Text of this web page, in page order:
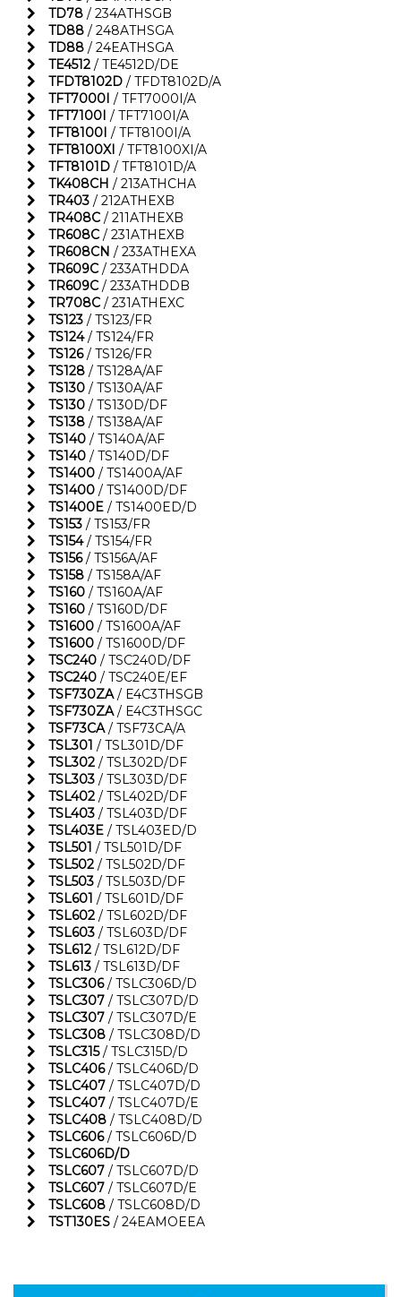
TD78 / 234ATHSGB
TD88 / 248ATHSGA
TD88 / 24EATHSGA
TE4512 / TE4512D/DE
TFDT8102D / TFDT8102D/A
TFT7000I / TFT7000I/A
TFT7100I / TFT7100I/A
TFT8100I / TFT8100I/A
TFT8100XI / TFT8100XI/A
TFT8101D / TFT8101D/A
TK408CH / 213ATHCHA
TR403 / 212ATHEXB
TR408C / 211ATHEXB
TR608C / 231ATHEXB
TR608CN / 233ATHEXA
TR609C / 233ATHDDA
TR609C / 233ATHDDB
TR708C / 231ATHEXC
TS123 / TS123/FR
TS124/ TS124/FR
TS126/ TS126/FR
TS128 / TS128A/AF
TS130 / TS130A/AF
TS130 / TS130D/DF
TS138 / TS138A/AF
TS140 / TS140A/AF
TS140 / TS140D/DF
TS1400 / TS1400A/AF
TS1400 / TS1400D/DF
TS1400E / TS1400ED/D
TS153 / TS153/FR
TS154/ TS154/FR
TS156/ TS156A/AF
TS158 / TS158A/AF
TS160 / TS160A/AF
TS160 / TS160D/DF
TS1600 / TS1600A/AF
TS1600 / TS1600D/DF
TSC240 / TSC240D/DF
TSC240 / TSC240E/EF
TSF730ZA/ E4C3THSGB
TSF730ZA/ E4C3THSGC
TSF73CA/ TSF73CA/A
TSL301 / TSL301D/DF
TSL302 / TSL302D/DF
TSL303 / TSL303D/DF
TSL402 / TSL402D/DF
TSL403 / TSL403D/DF
TSL403E / TSL403ED/D
TSL501 / TSL501D/DF
TSL502 / TSL502D/DF
TSL503 / TSL503D/DF
TSL601 / TSL601D/DF
TSL602 / TSL602D/DF
TSL603 / TSL603D/DF
TSL612 / TSL612D/DF
TSL613 / TSL613D/DF
TSLC306/ TSLC306D/D
TSLC307 / TSLC307D/D
TSLC307 / TSLC307D/E
TSLC308 / TSLC308D/D
TSLC315/ TSLC315D/D
TSLC406/ TSLC406D/D
TSLC407 / TSLC407D/D
TSLC407 / TSLC407D/E
TSLC408 / TSLC408D/D
TSLC606/ TSLC606D/D
TSLC606D/D
TSLC607 / TSLC607D/D
TSLC607 / TSLC607D/E
TSLC608 / TSLC608D/D
TST130ES / 24EAMOEEA